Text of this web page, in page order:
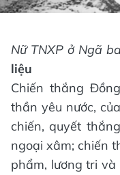
Nữ TNXP ở Ngã
liệu
Chiến thắng
thần yêu nước,
chiến, quyết
ngoại xâm; chiến
phẩm, lương tri